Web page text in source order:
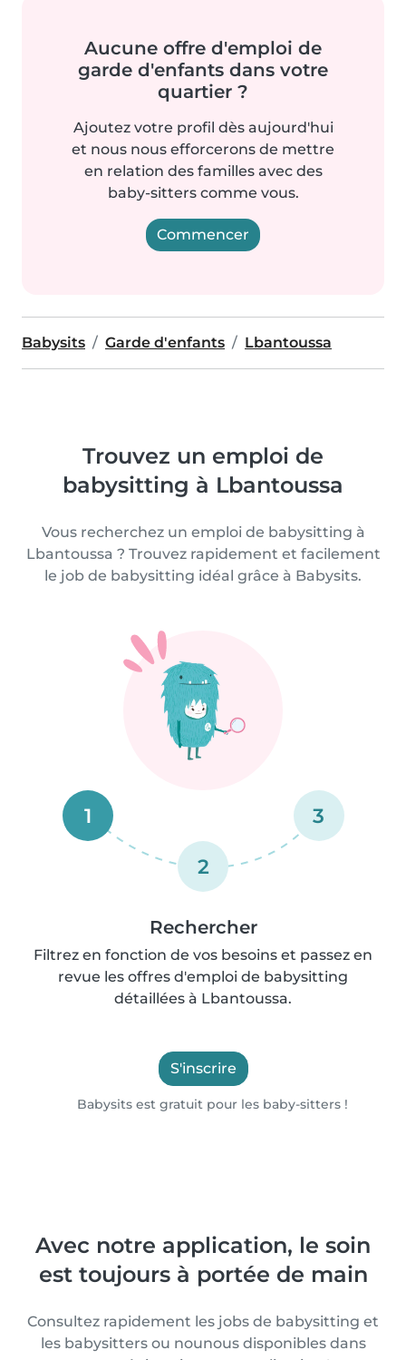
Aucune offre d'emploi de
garde d'enfants dans votre
quartier ?
Ajoutez votre profil dès aujourd'hui
et nous nous efforcerons de mettre
en relation des familles avec des
baby-sitters comme vous.
Commencer
Babysits Garde d'enfants Lbantoussa
Trouvez un emploi de
babysitting à Lbantoussa
Vous recherchez un emploi de babysitting à
Lbantoussa ? Trouvez rapidement et facilement
le job de babysitting idéal grâce à Babysits.
1
2
3
Rechercher
Filtrez en fonction de vos besoins et passez en
revue les offres d'emploi de babysitting
détaillées à Lbantoussa.
S'inscrire
Babysits est gratuit pour les baby-sitters !
Avec notre application, le soin
est toujours à portée de main
Consultez rapidement les jobs de babysitting et
les babysitters ou nounous disponibles dans